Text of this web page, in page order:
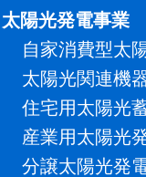
太陽光発電事業
自家消費型太
太陽光関連機
住宅用太陽光
産業用太陽光
分譲太陽光発